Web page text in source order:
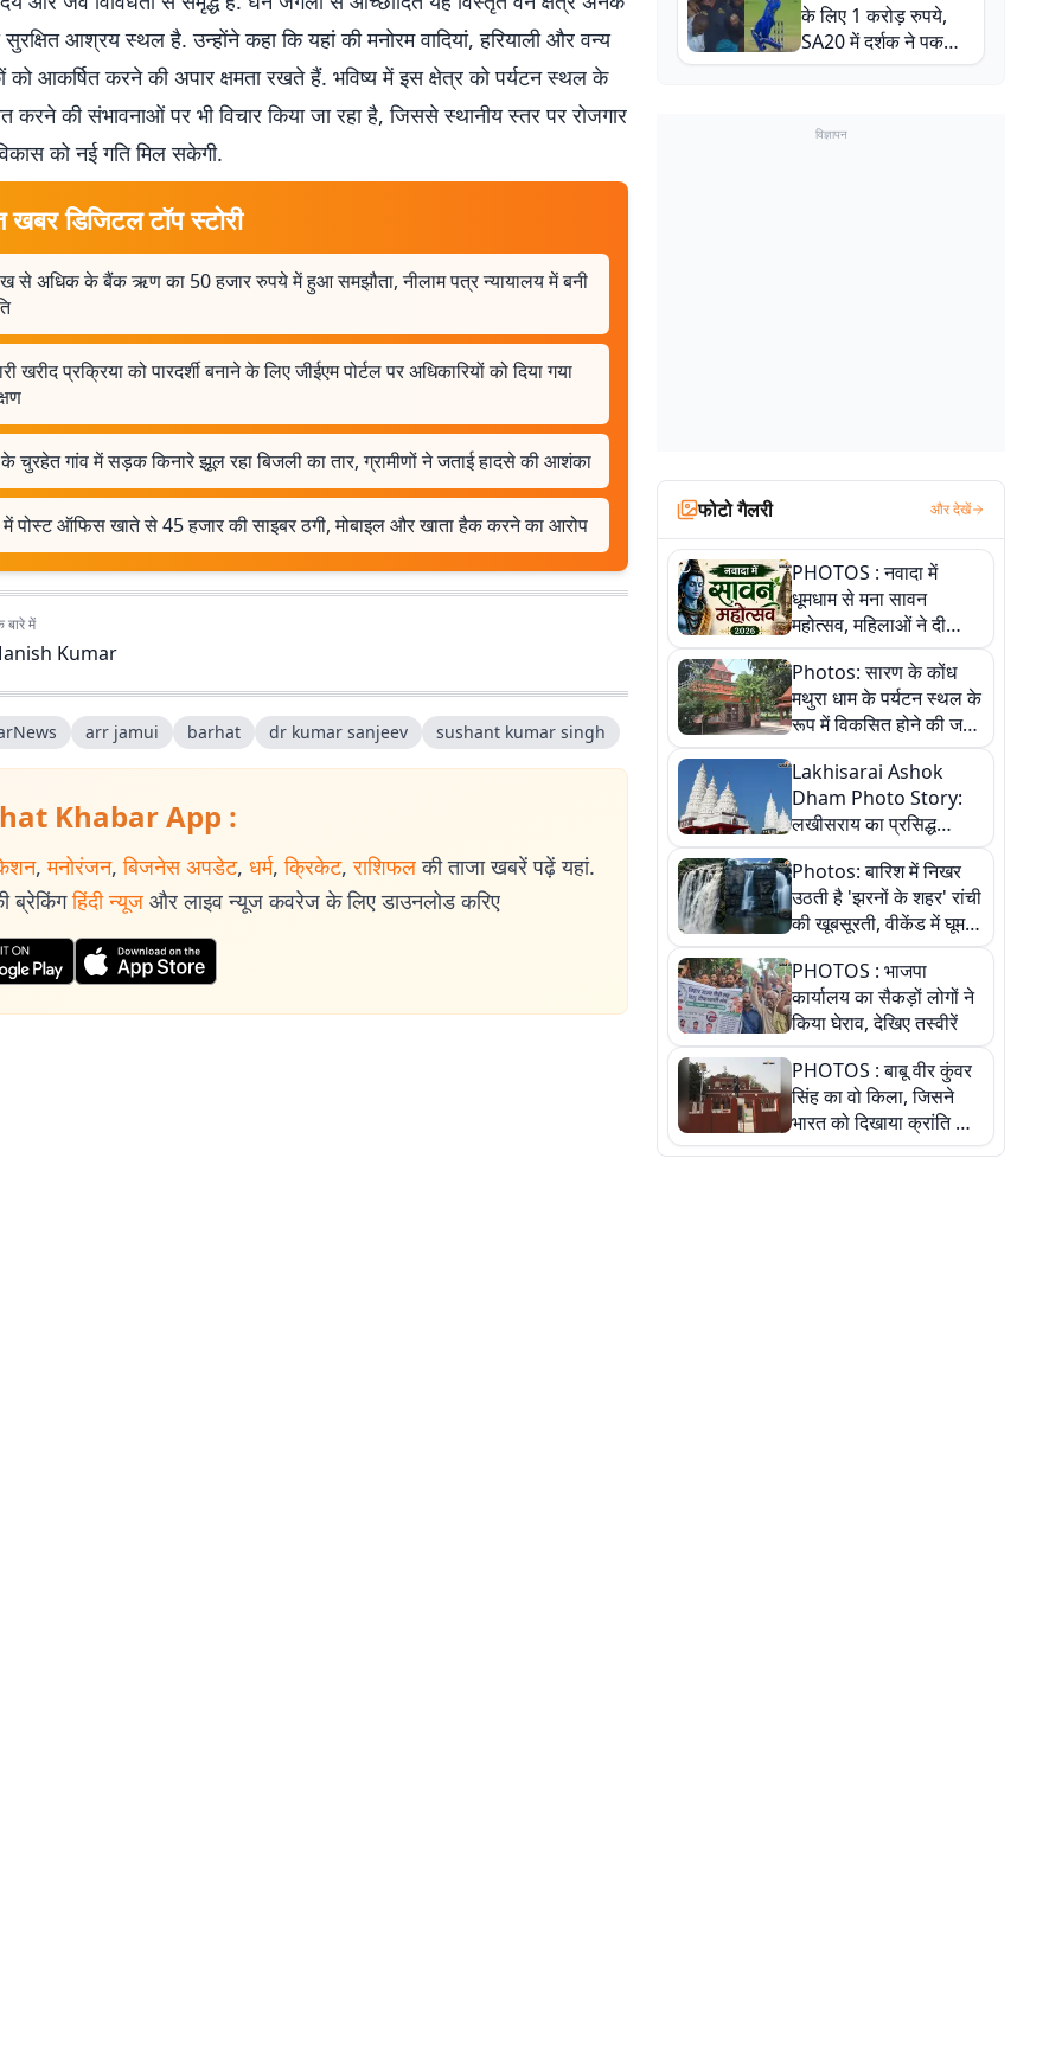
सुरक्षित आश्रय स्थल है. उन्होंने कहा कि यहां की मनोरम वादियां, हरियाली और वन्य
को आकर्षित करने की अपार क्षमता रखते हैं. भविष्य में इस क्षेत्र को पर्यटन स्थल के
करने की संभावनाओं पर भी विचार किया जा रहा है, जिससे स्थानीय स्तर पर रोजगार
को नई गति मिल सकेगी.
खबर डिजिटल टॉप स्टोरी
से अधिक के बैंक ऋण का 50 हजार रुपये में हुआ समझौता, नीलाम पत्र न्यायालय में बनी
खरीद प्रक्रिया को पारदर्शी बनाने के लिए जीईएम पोर्टल पर अधिकारियों को दिया गया
के चुरहेत गांव में सड़क किनारे झूल रहा बिजली का तार, ग्रामीणों ने जताई हादसे की आशंका
में पोस्ट ऑफिस खाते से 45 हजार की साइबर ठगी, मोबाइल और खाता हैक करने का आरोप
में
Kumar
arr jamui barhat dr kumar sanjeev sushant kumar singh
Khabar App :
, मनोरंजन, बिजनेस अपडेट, धर्म, क्रिकेट, राशिफल की ताजा खबरें पढ़ें यहां.
ब्रेकिंग हिंदी न्यूज और लाइव न्यूज कवरेज के लिए डाउनलोड करिए
के लिए 1 करोड़ रुपये,
SA20 में दर्शक ने पकड़ा
एक हाथ से गजब का कैच
विज्ञापन
फोटो गैलरी और देखें
PHOTOS : नवादा में
धूमधाम से मना सावन
महोत्सव, महिलाओं ने दी
सांस्कृतिक प्रस्तुतियां
Photos: सारण के कोंध
मथुरा धाम के पर्यटन स्थल के
रूप में विकसित होने की जगी
आस, 9 तस्वीरों में देखें पूरी
कहानी
Lakhisarai Ashok
Dham Photo Story:
लखीसराय का प्रसिद्ध
अशोक धाम—आस्था,
श्रृंगार, अनुष्ठान और
अलौकिक संध्या आरती के
विहंगम दृश्य
Photos: बारिश में निखर
उठती है 'झरनों के शहर' रांची
की खूबसूरती, वीकेंड में घूम
आएं ये 5 वादियां
PHOTOS : भाजपा
कार्यालय का सैकड़ों लोगों ने
किया घेराव, देखिए तस्वीरें
PHOTOS : बाबू वीर कुंवर
सिंह का वो किला, जिसने
भारत को दिखाया क्रांति का
रास्ता: तस्वीरों में देखिए